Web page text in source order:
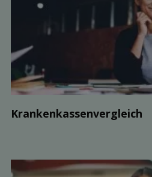
Kranken­kassen­vergleich